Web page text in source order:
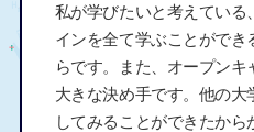
私が学びたいと考えている
インを全て学ぶことがで
らです。また、オープン
大きな決め手です。他の
してみることができたか